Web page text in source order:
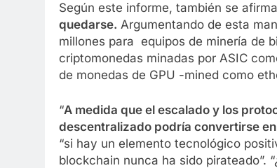
Según este informe, también se
quedarse. Argumentando de esta
millones para equipos de minería de
criptomonedas minadas por ASIC
de monedas de GPU -mined como
“A medida que el escalado y los
descentralizado podría convertirse
“si hay un elemento tecnológico
blockchain nunca ha sido pirateado”.